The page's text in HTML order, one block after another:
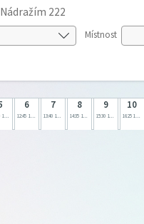
222
Místnost
12:35
6
12:45 13:30
7
13:40 14:25
8
14:35 15:20
9
15:30 16:15
10
16:25 17:10